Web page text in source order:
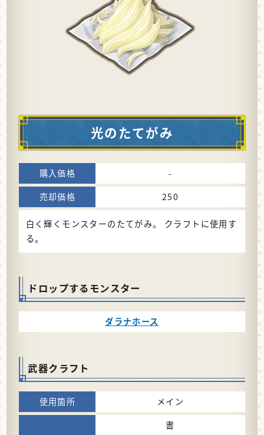
光のたてがみ
-
250
白く輝くモンスターのたてがみ。 クラフトに使用す
る。
ドロップするモンスター
ダラナホース
武器クラフト
メイン
書